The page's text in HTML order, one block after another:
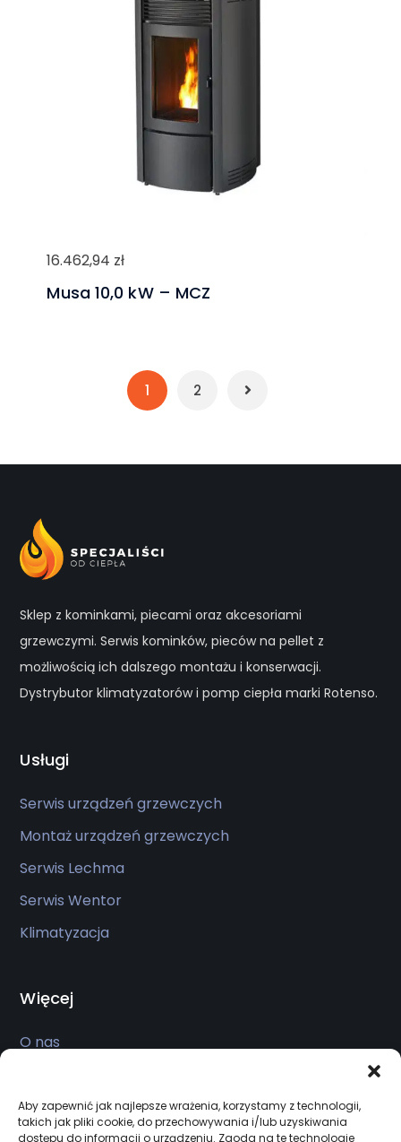
Aby zapewnić jak najlepsze wrażenia, korzystamy z technologii,
takich jak pliki cookie, do przechowywania i/lub uzyskiwania
dostępu do informacji o urządzeniu. Zgoda na te technologie
Musa 10,0 kW – MCZ
16.462,94 zł
1 2
Sklep z kominkami, piecami oraz akcesoriami
grzewczymi. Serwis kominków, pieców na pellet z
możliwością ich dalszego montażu i konserwacji.
Dystrybutor klimatyzatorów i pomp ciepła marki Rotenso.
Usługi
Serwis urządzeń grzewczych
Montaż urządzeń grzewczych
Serwis Lechma
Serwis Wentor
Klimatyzacja
Więcej
O nas
Sklep